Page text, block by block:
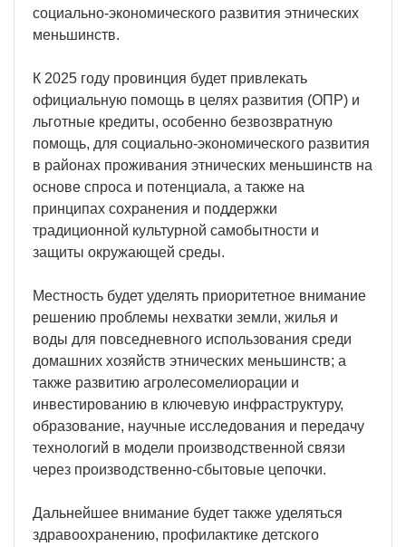
социально-экономического развития этнических
меньшинств.
К 2025 году провинция будет привлекать
официальную помощь в целях развития (ОПР) и
льготные кредиты, особенно безвозвратную
помощь, для социально-экономического развития
в районах проживания этнических меньшинств на
основе спроса и потенциала, а также на
принципах сохранения и поддержки
традиционной культурной самобытности и
защиты окружающей среды.
Местность будет уделять приоритетное внимание
решению проблемы нехватки земли, жилья и
воды для повседневного использования среди
домашних хозяйств этнических меньшинств; а
также развитию агролесомелиорации и
инвестированию в ключевую инфраструктуру,
образование, научные исследования и передачу
технологий в модели производственной связи
через производственно-сбытовые цепочки.
Дальнейшее внимание будет также уделяться
здравоохранению, профилактике детского